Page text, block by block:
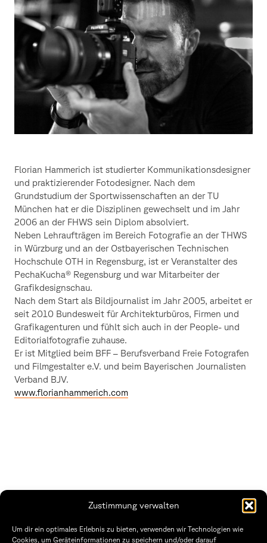
Zustimmung verwalten
Um dir ein optimales Erlebnis zu bieten, verwenden wir Technologien wie
Cookies, um Geräteinformationen zu speichern und/oder darauf
Gestaltung
Würzburg
Florian Hammerich ist studierter Kommunikationsdesigner
und praktizierender Fotodesigner. Nach dem
Grundstudium der Sportwissenschaften an der TU
München hat er die Disziplinen gewechselt und im Jahr
2006 an der FHWS sein Diplom absolviert.
Neben Lehraufträgen im Bereich Fotografie an der THWS
in Würzburg und an der Ostbayerischen Technischen
Hochschule OTH in Regensburg, ist er Veranstalter des
PechaKucha® Regensburg und war Mitarbeiter der
Grafikdesignschau.
Nach dem Start als Bildjournalist im Jahr 2005, arbeitet er
seit 2010 Bundesweit für Architekturbüros, Firmen und
Grafikagenturen und fühlt sich auch in der People- und
Editorialfotografie zuhause.
Er ist Mitglied beim BFF – Berufsverband Freie Fotografen
und Filmgestalter e.V. und beim Bayerischen Journalisten
Verband BJV.
www.florianhammerich.com